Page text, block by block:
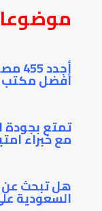
أفضل مكتب
تمتع بجودة
مع خبراء امتياز
هل تبحث
السعودية